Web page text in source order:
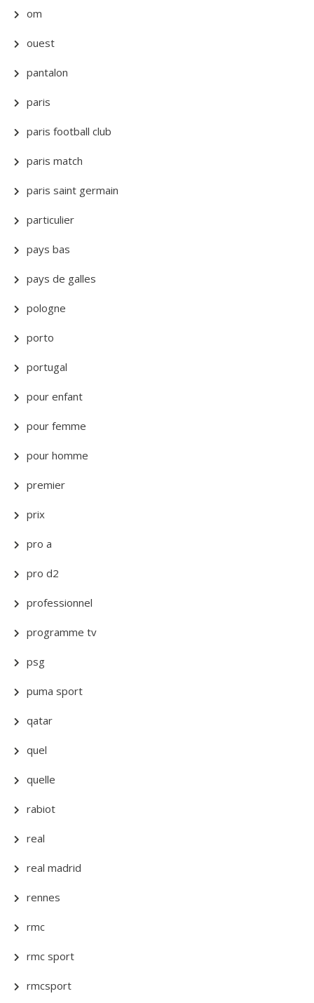
om
ouest
pantalon
paris
paris football club
paris match
paris saint germain
particulier
pays bas
pays de galles
pologne
porto
portugal
pour enfant
pour femme
pour homme
premier
prix
pro a
pro d2
professionnel
programme tv
psg
puma sport
qatar
quel
quelle
rabiot
real
real madrid
rennes
rmc
rmc sport
rmcsport